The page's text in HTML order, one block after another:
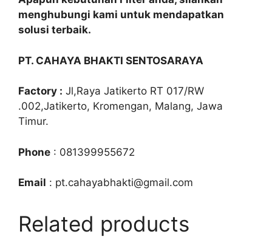
menghubungi kami untuk mendapatkan
solusi terbaik.
PT. CAHAYA BHAKTI SENTOSARAYA
Factory : Jl,Raya Jatikerto RT 017/RW
.002,Jatikerto, Kromengan, Malang, Jawa
Timur.
Phone : 081399955672
Email : pt.cahayabhakti@gmail.com
Related products